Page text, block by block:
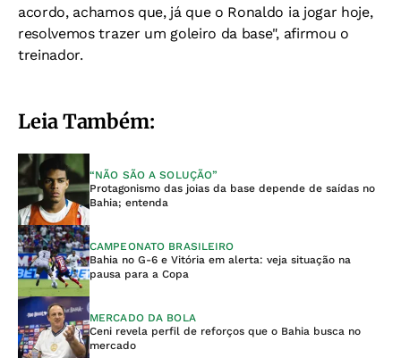
acordo, achamos que, já que o Ronaldo ia jogar hoje,
resolvemos trazer um goleiro da base", afirmou o
treinador.
Leia Também:
“NÃO SÃO A SOLUÇÃO”
Protagonismo das joias da base depende de saídas no
Bahia; entenda
CAMPEONATO BRASILEIRO
Bahia no G-6 e Vitória em alerta: veja situação na
pausa para a Copa
MERCADO DA BOLA
Ceni revela perfil de reforços que o Bahia busca no
mercado